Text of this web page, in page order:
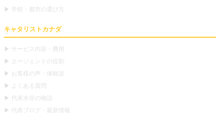
▶ 学校・都市の選び方
キャタリストカナダ
▶ サービス内容・費用
▶ エージェントの役割
▶ お客様の声・体験談
▶ よくある質問
▶ 代表水谷の物語
▶ 代表ブログ・最新情報